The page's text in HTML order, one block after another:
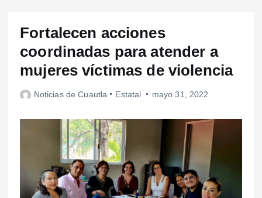
Fortalecen acciones
coordinadas para atender a
mujeres víctimas de violencia
Noticias de Cuautla Estatal mayo 31, 2022